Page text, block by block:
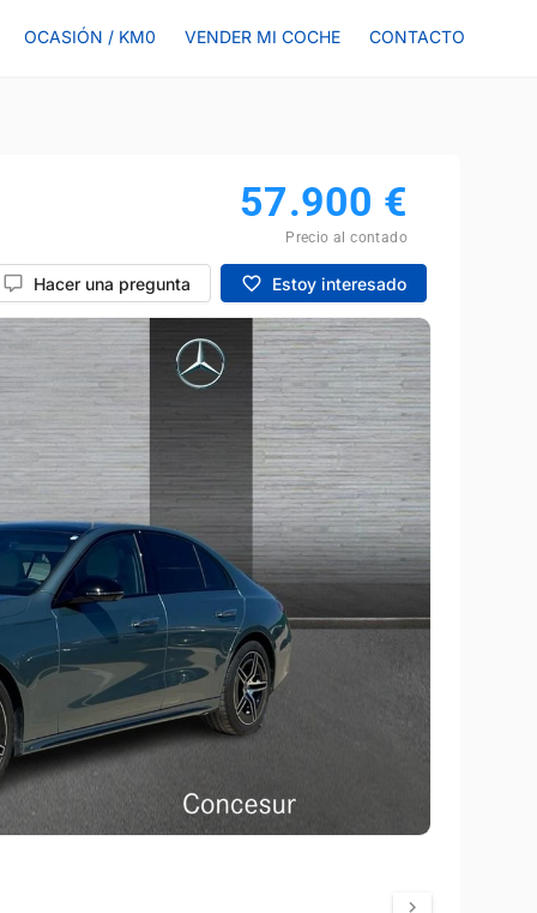
OCASIÓN / KM0 VENDER MI COCHE CONTACTO
57.900 €
Precio al contado
Hacer una pregunta Estoy interesado